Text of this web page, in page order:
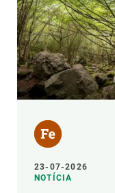
23-07-2026
NOTÍCIA